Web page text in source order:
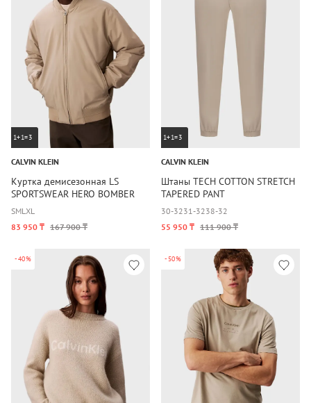
1+1=3
CALVIN KLEIN
Куртка демисезонная LS
SPORTSWEAR HERO BOMBER
SMLXL
83 950 ₸ 167 900 ₸
1+1=3
CALVIN KLEIN
Штаны TECH COTTON STRETCH
TAPERED PANT
30-3231-3238-32
55 950 ₸ 111 900 ₸
-40% -50%